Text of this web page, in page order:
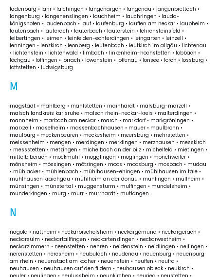
ladenburg • lahr • laichingen • langenargen • langenau • langenbrettach •
langenburg • langenenslingen • lauchheim • lauchringen • lauda-
königshofen • laudenbach • lauf • laufenburg • lauffen am neckar • laupheim •
lautenbach • lauterach • lauterbach • lauterstein • lehrensteinsfeld •
leibertingen • leimen • leinfelden-echterdingen • leingarten • leinzell •
lenningen • lenzkirch • leonberg • leutenbach • leutkirch im allgäu • lichtenau
• lichtenstein • lichtenwald • limbach • linkenheim-hochstetten • lobbach •
löchgau • löffingen • lörrach • löwenstein • loffenau • lonsee • lorch • lossburg •
lottstetten • ludwigsburg
M
magstadt • mahlberg • mahlstetten • mainhardt • malsburg-marzell •
malsch landkreis karlsruhe • malsch rhein-neckar-kreis • malterdingen •
mannheim • marbach am neckar • march • markdorf • markgröningen •
marxzell • maselheim • massenbachhausen • mauer • maulbronn •
maulburg • meckenbeuren • meckesheim • meersburg • mehrstetten •
meissenheim • mengen • merdingen • merklingen • merzhausen • messkirch
• messstetten • metzingen • michelbach an der bilz • michelfeld • mietingen •
mittelbiberach • möckmühl • mögglingen • möglingen • mönchweiler •
mönsheim • mössingen • mötzingen • moos • moosburg • mosbach • mudau
• mühlacker • mühlenbach • mühlhausen-ehingen • mühlhausen im täle •
mühlhausen kraichgau • mühlheim an der donau • mühlingen • müllheim •
münsingen • münstertal • muggensturm • mulfingen • mundelsheim •
munderkingen • murg • murr • murrhardt • mutlangen
N
nagold • nattheim • neckarbischofsheim • neckargemünd • neckargerach •
neckarsulm • neckartailfingen • neckartenzlingen • neckarwestheim •
neckarzimmern • neenstetten • nehren • neidenstein • neidlingen • nellingen •
nerenstetten • neresheim • neubulach • neudenau • neuenbürg • neuenburg
am rhein • neuenstadt am kocher • neuenstein • neuffen • neufra •
neuhausen • neuhausen auf den fildern • neuhausen ob eck • neukirch •